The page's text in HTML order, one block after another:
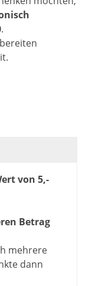
.
von 5,-
Betrag
mehrere
dann